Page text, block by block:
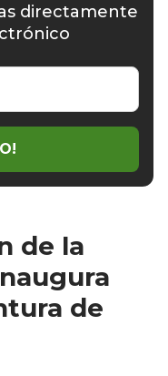
directamente
de la
de